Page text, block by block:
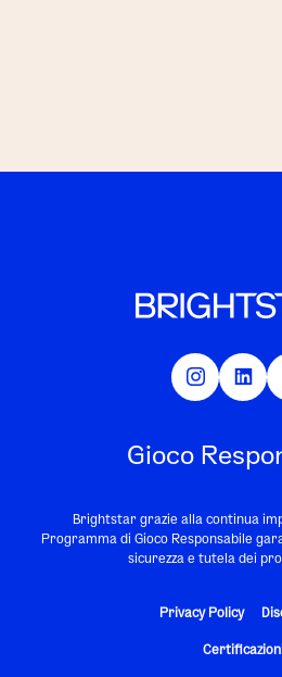
Gioco
Brightstar grazie alla continua
Programma di Gioco Responsabile
sicurezza e tutela dei
Privacy Policy